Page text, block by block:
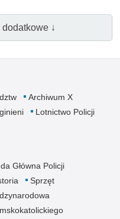
↓
Archiwum X
Lotnictwo Policji
Główna Policji
Sprzęt